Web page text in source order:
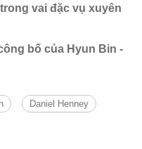
vai đặc vụ xuyên
bố của Hyun Bin -
Daniel Henney